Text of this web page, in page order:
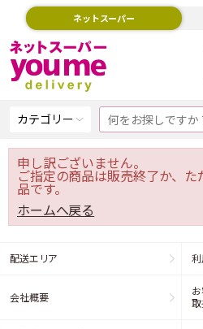
ネットスーパー
カテゴリー
申し訳ございません。
ご指定の商品は販売終了か、
品です。
ホームへ戻る
配送エリア 利
会社概要
取